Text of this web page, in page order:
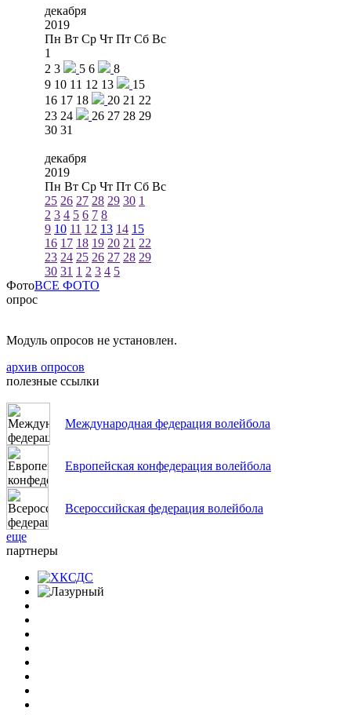
декабря
2019
Пн Вт Ср Чт Пт Сб Вс
1
2 3 5 6
8
9 10 11 12 13
15
16 17 18 20 21 22
23 24 26 27 28 29
30 31
декабря
2019
Пн Вт Ср Чт Пт Сб Вс
25 26 27 28 29 30 1
2 3 4 5 6 7 8
9 10 11 12 13 14 15
16 17 18 19 20 21 22
23 24 25 26 27 28 29
30 31 1 2 3 4 5
ФотоВСЕ ФОТО
опрос
Модуль опросов не установлен.
архив опросов
полезные ссылки
Международная федерация волейбола
Европейская конфедерация волейбола
Всероссийская федерация волейбола
еще
партнеры